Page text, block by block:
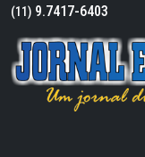
(11) 9.7417-6403